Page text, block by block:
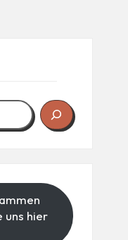
uns hier